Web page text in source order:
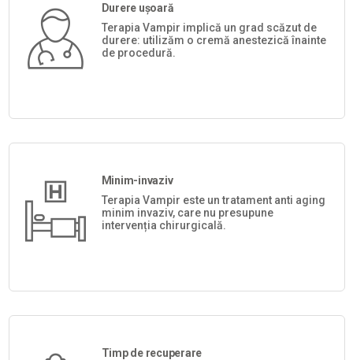
Durere ușoară
Terapia Vampir implică un grad scăzut de
durere: utilizăm o cremă anestezică înainte
de procedură.
Minim-invaziv
Terapia Vampir este un tratament anti aging
minim invaziv, care nu presupune
intervenția chirurgicală.
Timp de recuperare